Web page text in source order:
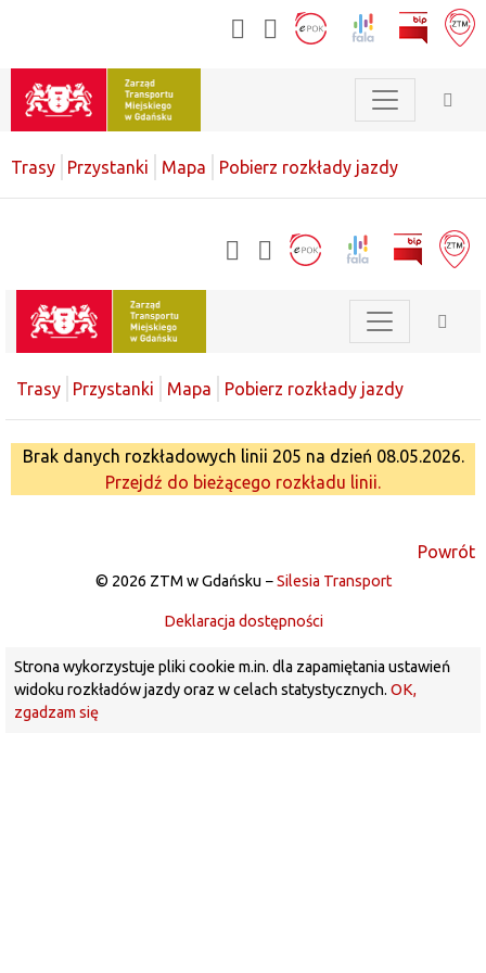
Trasy Przystanki Mapa Pobierz rozkłady jazdy
Trasy Przystanki Mapa Pobierz rozkłady jazdy
Brak danych rozkładowych linii 205 na dzień 08.05.2026.
Przejdź do bieżącego rozkładu linii.
Powrót
© 2026 ZTM w Gdańsku −Silesia Transport
Deklaracja dostępności
Strona wykorzystuje pliki cookie m.in. dla zapamiętania ustawień
widoku rozkładów jazdy oraz w celach statystycznych. OK,
zgadzam się